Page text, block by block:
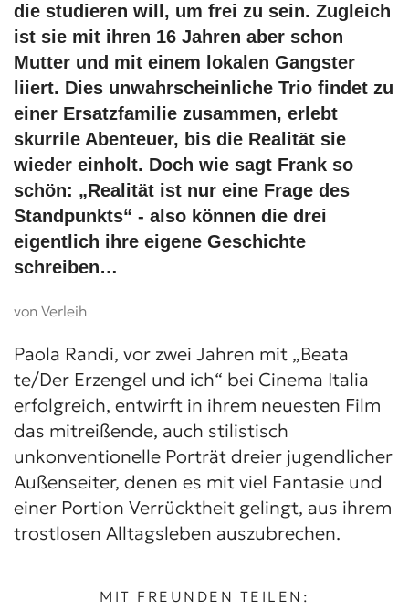
die studieren will, um frei zu sein. Zugleich
ist sie mit ihren 16 Jahren aber schon
Mutter und mit einem lokalen Gangster
liiert. Dies unwahrscheinliche Trio findet zu
einer Ersatzfamilie zusammen, erlebt
skurrile Abenteuer, bis die Realität sie
wieder einholt. Doch wie sagt Frank so
schön: „Realität ist nur eine Frage des
Standpunkts“ - also können die drei
eigentlich ihre eigene Geschichte
schreiben…
von Verleih
Paola Randi, vor zwei Jahren mit „Beata
te/Der Erzengel und ich“ bei Cinema Italia
erfolgreich, entwirft in ihrem neuesten Film
das mitreißende, auch stilistisch
unkonventionelle Porträt dreier jugendlicher
Außenseiter, denen es mit viel Fantasie und
einer Portion Verrücktheit gelingt, aus ihrem
trostlosen Alltagsleben auszubrechen.
MIT FREUNDEN TEILEN: